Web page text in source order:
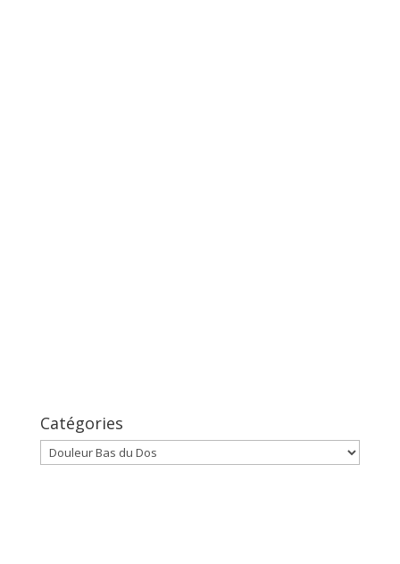
Catégories
Catégories